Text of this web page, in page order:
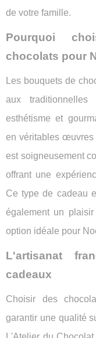
de votre famille.
Pourquoi
chocolats pour
Les bouquets de
aux
esthétisme et
en véritables œuvres
est soigneusement
offrant une
Ce type de cadeau
également un
option idéale pour
L'artisanat
cadeaux
Choisir des
garantir une qualité